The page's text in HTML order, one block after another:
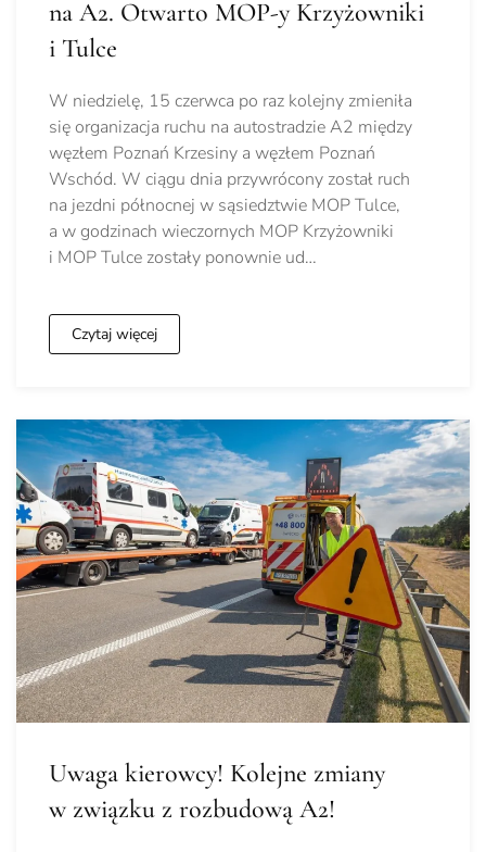
na A2. Otwarto MOP-y Krzyżowniki
i Tulce
W niedzielę, 15 czerwca po raz kolejny zmieniła
się organizacja ruchu na autostradzie A2 między
węzłem Poznań Krzesiny a węzłem Poznań
Wschód. W ciągu dnia przywrócony został ruch
na jezdni północnej w sąsiedztwie MOP Tulce,
a w godzinach wieczornych MOP Krzyżowniki
i MOP Tulce zostały ponownie ud…
Czytaj więcej
Uwaga kierowcy! Kolejne zmiany
w związku z rozbudową A2!